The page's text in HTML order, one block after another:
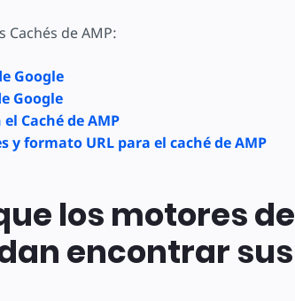
de AMP:
Google
Google
Caché de AMP
formato URL para el caché de AMP
los motores de
encontrar sus